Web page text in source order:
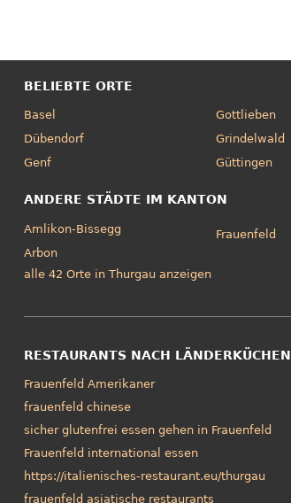
BELIEBTE ORTE
Basel
Dübendorf
Genf
Gottlieben
Grindelwald
Güttingen
ANDERE STÄDTE IM KANTON
Amlikon-Bissegg
Arbon
Frauenfeld
alle 42 Orte in Thurgau anzeigen
RESTAURANTS NACH LÄNDERKÜCHEN
Frauenfeld Amerikaner
frauenfeld chinese
sicher glutenfrei essen gehen in Frauenfeld
Frauenfeld international essen
https://italienisches-restaurant.eu/thurgau
frauenfeld asiatische restaurants